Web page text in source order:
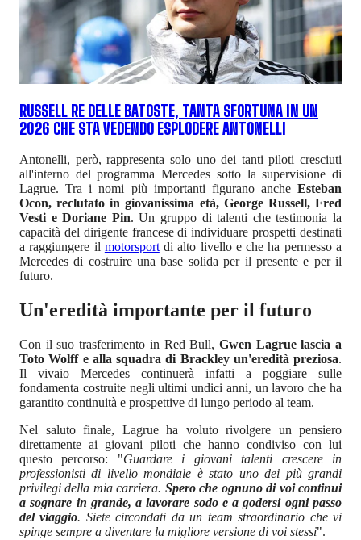
RUSSELL RE DELLE BATOSTE, TANTA SFORTUNA IN UN
2026 CHE STA VEDENDO ESPLODERE ANTONELLI
Antonelli, però, rappresenta solo uno dei tanti piloti cresciuti
all'interno del programma Mercedes sotto la supervisione di
Lagrue. Tra i nomi più importanti figurano anche Esteban
Ocon, reclutato in giovanissima età, George Russell, Fred
Vesti e Doriane Pin. Un gruppo di talenti che testimonia la
capacità del dirigente francese di individuare prospetti destinati
a raggiungere il motorsportdi alto livello e che ha permesso a
Mercedes di costruire una base solida per il presente e per il
futuro.
Un'eredità importante per il futuro
Con il suo trasferimento in Red Bull, Gwen Lagrue lascia a
Toto Wolff e alla squadra di Brackley un'eredità preziosa.
Il vivaio Mercedes continuerà infatti a poggiare sulle
fondamenta costruite negli ultimi undici anni, un lavoro che ha
garantito continuità e prospettive di lungo periodo al team.
Nel saluto finale, Lagrue ha voluto rivolgere un pensiero
direttamente ai giovani piloti che hanno condiviso con lui
questo percorso: "Guardare i giovani talenti crescere in
professionisti di livello mondiale è stato uno dei più grandi
privilegi della mia carriera. Spero che ognuno di voi continui
a sognare in grande, a lavorare sodo e a godersi ogni passo
del viaggio. Siete circondati da un team straordinario che vi
spinge sempre a diventare la migliore versione di voi stessi".